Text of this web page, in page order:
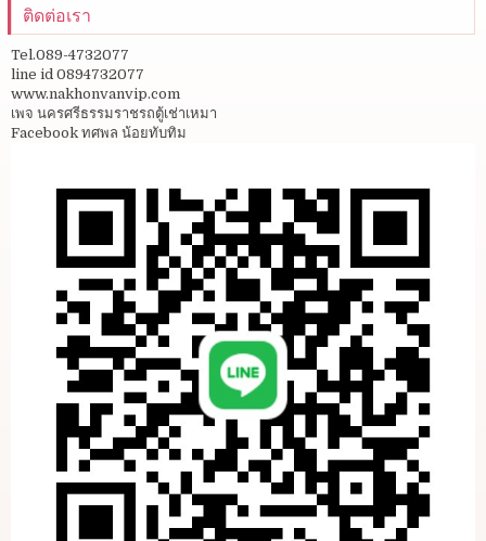
ติดต่อเรา
Tel.089-4732077
line id 0894732077
www.nakhonvanvip.com
เพจ นครศรีธรรมราชรถตู้เช่าเหมา
Facebook ทศพล น้อยทับทิม